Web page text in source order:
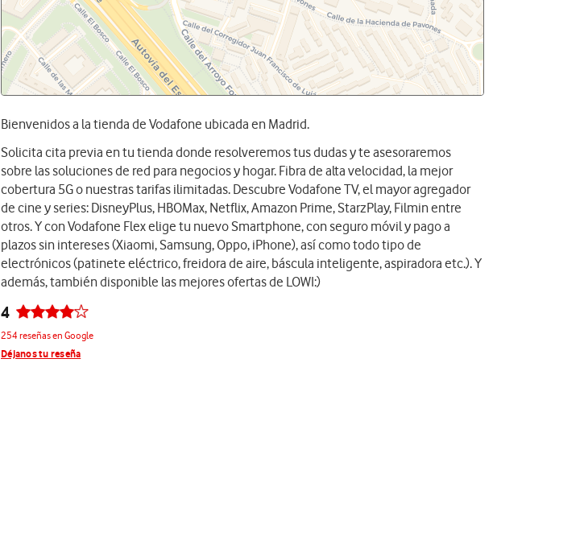
Bienvenidos a la tienda de Vodafone ubicada en Madrid.
Solicita cita previa en tu tienda donde resolveremos tus dudas y te asesoraremos
sobre las soluciones de red para negocios y hogar. Fibra de alta velocidad, la mejor
cobertura 5G o nuestras tarifas ilimitadas. Descubre Vodafone TV, el mayor agregador
de cine y series: DisneyPlus, HBOMax, Netflix, Amazon Prime, StarzPlay, Filmin entre
otros. Y con Vodafone Flex elige tu nuevo Smartphone, con seguro móvil y pago a
plazos sin intereses (Xiaomi, Samsung, Oppo, iPhone), así como todo tipo de
electrónicos (patinete eléctrico, freidora de aire, báscula inteligente, aspiradora etc.). Y
además, también disponible las mejores ofertas de LOWI:)
4
254 reseñas en Google
Déjanos tu reseña